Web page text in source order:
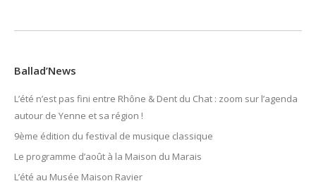
Ballad’News
L’été n’est pas fini entre Rhône & Dent du Chat : zoom sur l’agenda
autour de Yenne et sa région !
9ème édition du festival de musique classique
Le programme d’août à la Maison du Marais
L’été au Musée Maison Ravier